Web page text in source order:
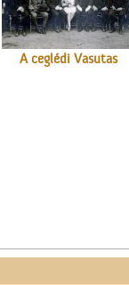
A ceglédi Vasutas